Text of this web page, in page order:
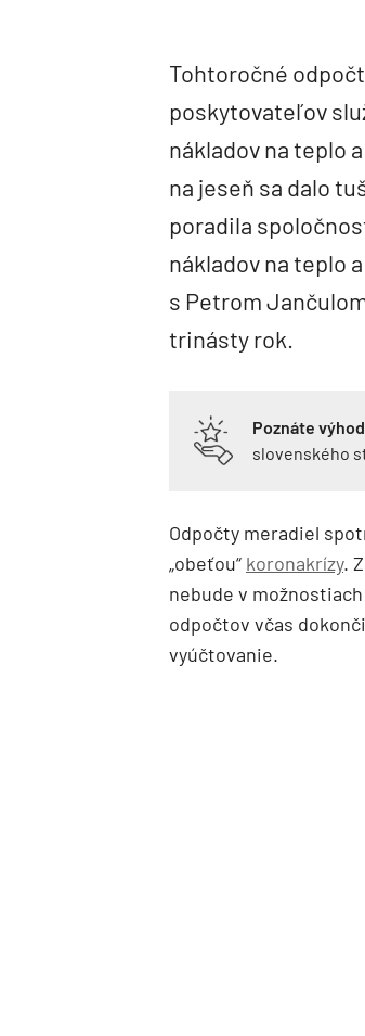
Tohtoročné
poskytovateľov
nákladov na teplo
na jeseň sa dalo
poradila
nákladov na teplo
s Petrom
trinásty rok.
Poznáte
slovenského
Odpočty meradiel
„obeťou“ koronakrízy.
nebude v
odpočtov včas
vyúčtovanie.